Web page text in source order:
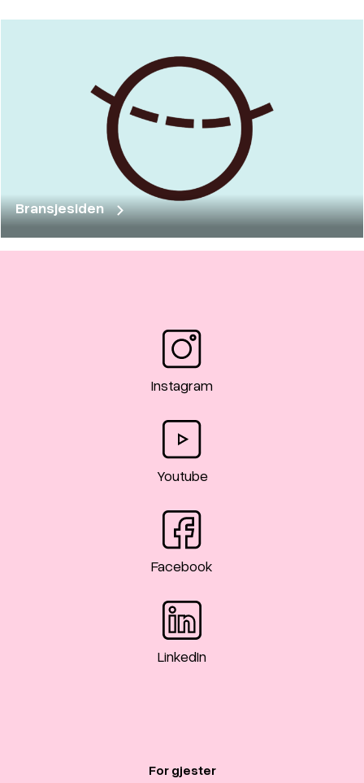
Bransjesiden
Instagram
Youtube
Facebook
LinkedIn
For gjester